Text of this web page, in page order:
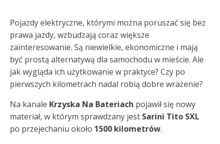
Pojazdy elektryczne, którymi można poruszać się bez
prawa jazdy, wzbudzają coraz większe
zainteresowanie. Są niewielkie, ekonomiczne i mają
być prostą alternatywą dla samochodu w mieście. Ale
jak wygląda ich użytkowanie w praktyce? Czy po
pierwszych kilometrach nadal robią dobre wrażenie?
Na kanale Krzyska Na Bateriach pojawił się nowy
materiał, w którym sprawdzany jest Sarini Tito SXL
po przejechaniu około 1500 kilometrów.